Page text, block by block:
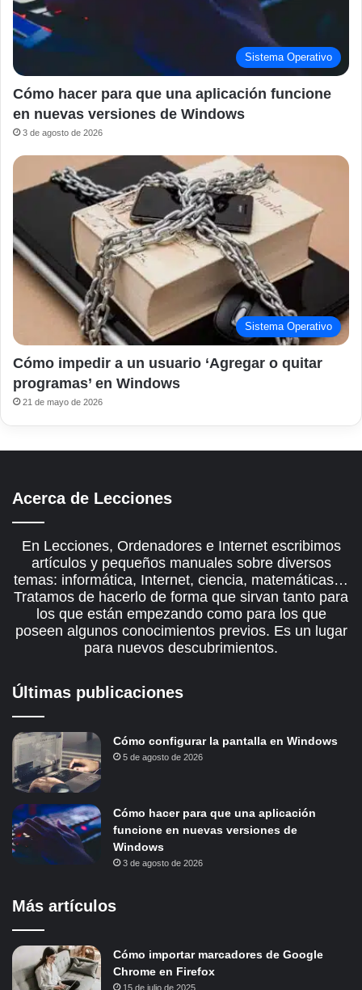
Sistema Operativo
Cómo hacer para que una aplicación funcione
en nuevas versiones de Windows
3 de agosto de 2026
Sistema Operativo
Cómo impedir a un usuario ‘Agregar o quitar
programas’ en Windows
21 de mayo de 2026
Acerca de Lecciones
En Lecciones, Ordenadores e Internet escribimos
artículos y pequeños manuales sobre diversos
temas: informática, Internet, ciencia, matemáticas…
Tratamos de hacerlo de forma que sirvan tanto para
los que están empezando como para los que
poseen algunos conocimientos previos. Es un lugar
para nuevos descubrimientos.
Últimas publicaciones
Cómo configurar la pantalla en Windows
5 de agosto de 2026
Cómo hacer para que una aplicación
funcione en nuevas versiones de
Windows
3 de agosto de 2026
Más artículos
Cómo importar marcadores de Google
Chrome en Firefox
15 de julio de 2025